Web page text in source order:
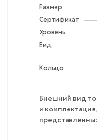
Размер
Сертификат
Уровень
Вид
Кольцо
Внешний вид
и